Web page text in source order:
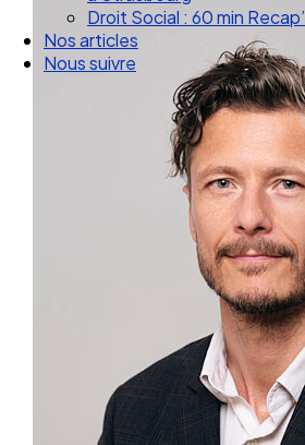
Droit Social : 60 min Recap’
Nos articles
Nous suivre